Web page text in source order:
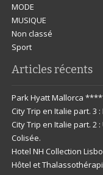
MODE
MUSIQUE
Non classé
Sport
Articles récents
Park Hyatt Mallorca
City Trip en Italie part. 3
City Trip en Italie part. 2
Colisée.
Hotel NH Collection
Hôtel et